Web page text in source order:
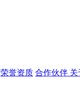
荣誉资质 合作伙伴 关